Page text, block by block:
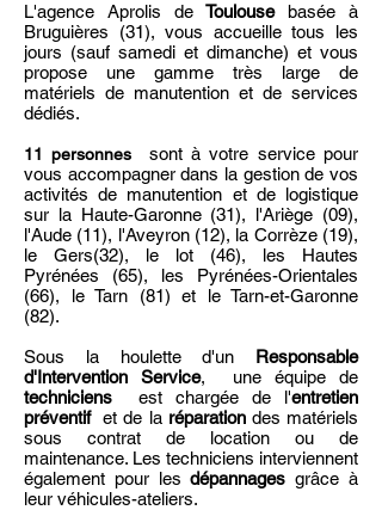
L'agence Aprolis deToulousebasée à
Bruguières (31), vous accueille tous les
jours (sauf samedi et dimanche) et vous
propose une gamme très large de
matériels de manutention et de services
dédiés.
11 personnes
sont à votre service pour
vous accompagner dans la gestion de vos
activités de manutention et de logistique
sur la Haute-Garonne (31), l'Ariège (09),
l'Aude (11), l'Aveyron (12), la Corrèze (19),
le Gers(32), le lot (46), les Hautes
Pyrénées (65), les Pyrénées-Orientales
(66), le Tarn (81) et le Tarn-et-Garonne
(82).
Sous la houlette d'un Responsable
d'Intervention Service, une équipe de
techniciens est chargée de l'entretien
préventif et de la réparationdes matériels
sous contrat de location ou de
maintenance. Les techniciens interviennent
également pour lesdépannages grâce à
leur véhicules-ateliers.